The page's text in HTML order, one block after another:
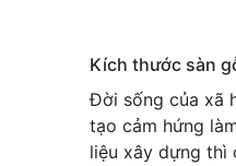
Kích thước sàn
Đời sống của xã
tạo cảm hứng
liệu xây dựng thì